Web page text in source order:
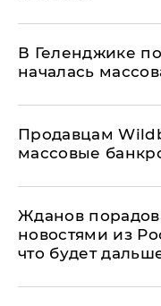
В Геленджике
началась
Продавцам
массовые
Жданов
новостями из
что будет